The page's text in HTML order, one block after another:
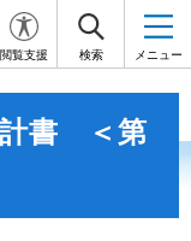
閲覧支援 検索 メニュー
計書 ＜第